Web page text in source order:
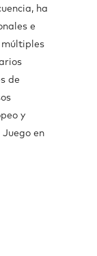
ha
e
múltiples
de
y
en